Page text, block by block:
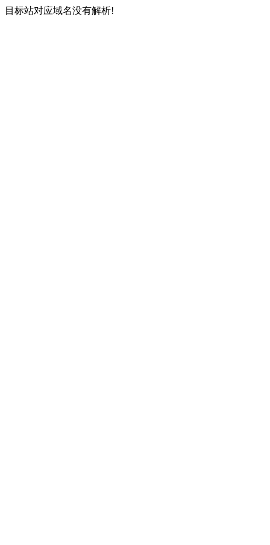
目标站对应域名没有解析!